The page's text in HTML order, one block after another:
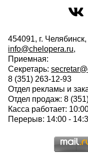
454091, г.
info@chelopera.ru,
Приемная:
Секретарь:
8 (351) 263-12-93
Отдел рекламы и
Отдел продаж: 8
Касса работает:
Перерыв: 14:00 -